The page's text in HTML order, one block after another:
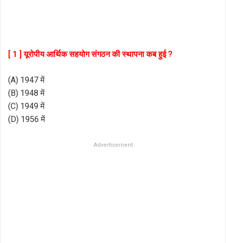
[ 1 ] यूरोपीय आर्थिक सहयोग संगठन की स्थापना कब हुई ?
(A) 1947 में
(B) 1948 में
(C) 1949 में
(D) 1956 में
Advertisement